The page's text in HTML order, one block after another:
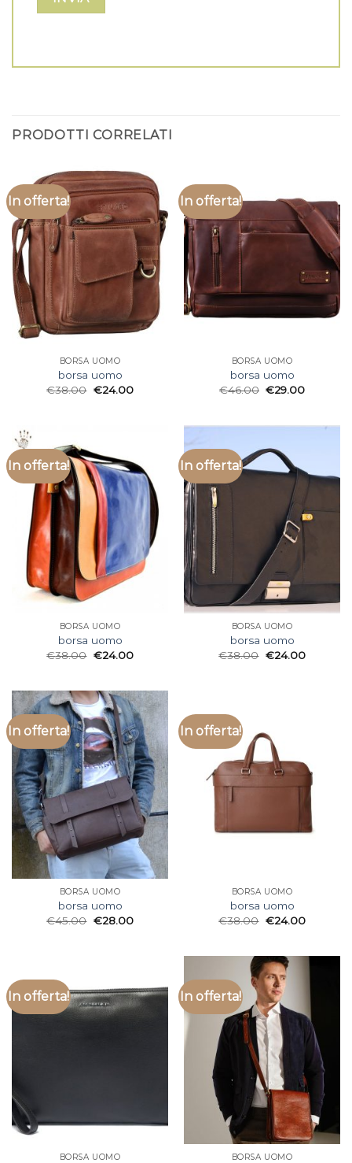
PRODOTTI CORRELATI
In offerta!
BORSA UOMO
borsa uomo
€38.00 €24.00
In offerta!
BORSA UOMO
borsa uomo
€46.00 €29.00
In offerta!
BORSA UOMO
borsa uomo
€38.00 €24.00
In offerta!
BORSA UOMO
borsa uomo
€38.00 €24.00
In offerta!
BORSA UOMO
borsa uomo
€45.00 €28.00
In offerta!
BORSA UOMO
borsa uomo
€38.00 €24.00
In offerta!
BORSA UOMO
In offerta!
BORSA UOMO